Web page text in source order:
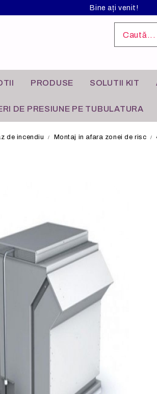
Bine ați venit!
PRODUSE
Cutii
Cu
SOLUTII KIT
MECANICE
INDUSTRIALE
LOCALA
DE PRESIUNE PE TUBULATURA
de incendiu Montaj in afara zonei de risc